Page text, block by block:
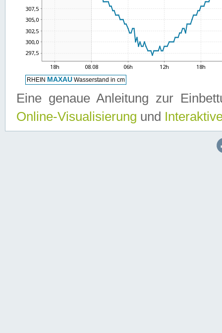
Eine genaue Anleitung zur
Online-Visualisierung und